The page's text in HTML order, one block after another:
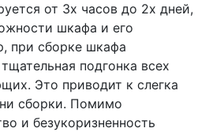
от 3х часов до 2х дней,
шкафа и его
при сборке шкафа
подгонка всех
Это приводит к слегка
сборки. Помимо
и безукоризненность